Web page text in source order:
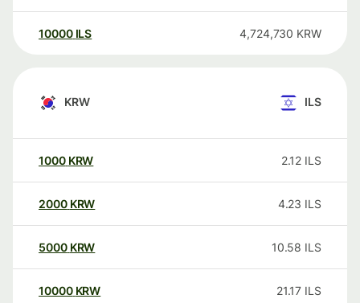
10000 ILS 4,724,730 KRW
KRW ILS
1000 KRW 2.12 ILS
2000 KRW 4.23 ILS
5000 KRW 10.58 ILS
10000 KRW 21.17 ILS